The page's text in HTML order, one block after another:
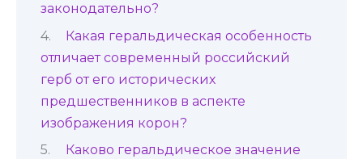
законодательно?
Какая геральдическая особенность
отличает современный российский
герб от его исторических
предшественников в аспекте
изображения корон?
Каково геральдическое значение